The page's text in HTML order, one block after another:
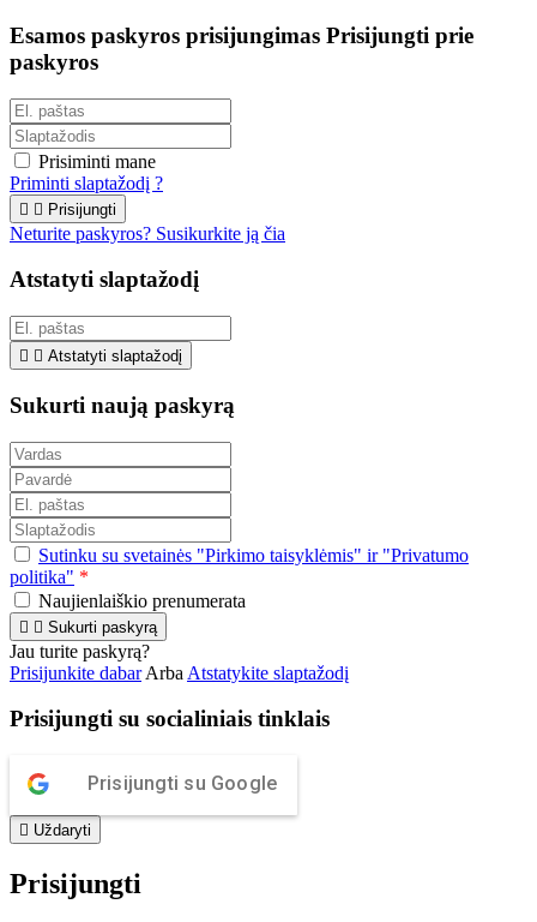
Esamos paskyros prisijungimas Prisijungti prie
paskyros
Prisiminti mane
Priminti slaptažodį ?
  Prisijungti
Neturite paskyros? Susikurkite ją čia
Atstatyti slaptažodį
  Atstatyti slaptažodį
Sukurti naują paskyrą
Sutinku su svetainės "Pirkimo taisyklėmis" ir "Privatumo
politika" *
Naujienlaiškio prenumerata
  Sukurti paskyrą
Jau turite paskyrą?
Prisijunkite dabarArba Atstatykite slaptažodį
Prisijungti su socialiniais tinklais
Prisijungti su Google
 Uždaryti
Prisijungti